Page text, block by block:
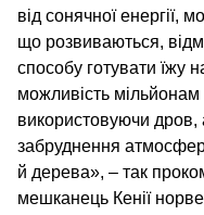
від сонячної енергії,
що розвиваються,
способу готувати їжу
можливість мільйонам
використовуючи дров,
забруднення
й дерева», – так
мешканець Кенії